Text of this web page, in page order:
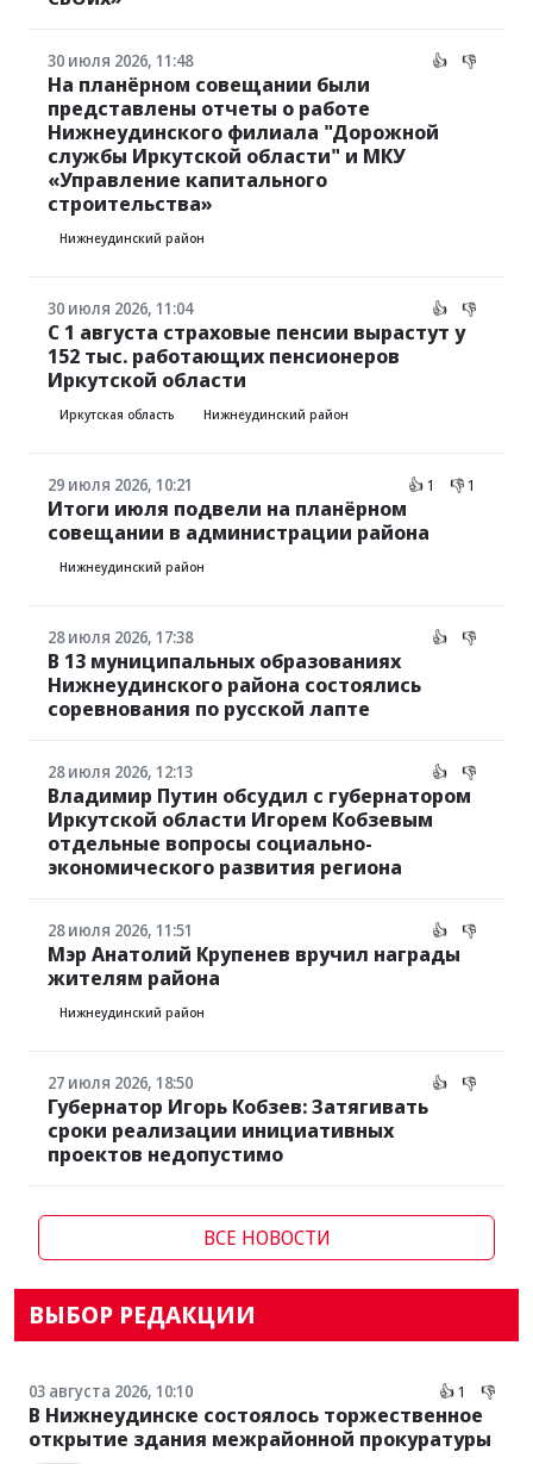
ВЫБОР РЕДАКЦИИ
03 августа 2026, 10:10 👍 1 👎
В Нижнеудинске состоялось торжественное
открытие здания межрайонной прокуратуры
30 июля 2026, 11:48 👍 👎
На планёрном совещании были
представлены отчеты о работе
Нижнеудинского филиала "Дорожной
службы Иркутской области" и МКУ
«Управление капитального
строительства»
Нижнеудинский район
30 июля 2026, 11:04 👍 👎
С 1 августа страховые пенсии вырастут у
152 тыс. работающих пенсионеров
Иркутской области
Иркутская область Нижнеудинский район
29 июля 2026, 10:21 👍 1 👎 1
Итоги июля подвели на планёрном
совещании в администрации района
Нижнеудинский район
28 июля 2026, 17:38 👍 👎
В 13 муниципальных образованиях
Нижнеудинского района состоялись
соревнования по русской лапте
28 июля 2026, 12:13 👍 👎
Владимир Путин обсудил с губернатором
Иркутской области Игорем Кобзевым
отдельные вопросы социально-
экономического развития региона
28 июля 2026, 11:51 👍 👎
Мэр Анатолий Крупенев вручил награды
жителям района
Нижнеудинский район
27 июля 2026, 18:50 👍 👎
Губернатор Игорь Кобзев: Затягивать
сроки реализации инициативных
проектов недопустимо
ВСЕ НОВОСТИ